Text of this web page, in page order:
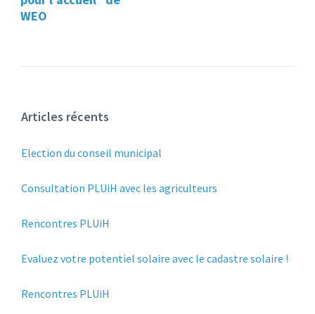
WEO
Articles récents
Election du conseil municipal
Consultation PLUiH avec les agriculteurs
Rencontres PLUiH
Evaluez votre potentiel solaire avec le cadastre solaire !
Rencontres PLUiH